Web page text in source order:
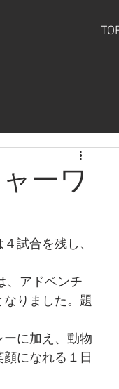
ーワ
試合を残し、
、アドベンチ
りました。題
に加え、動物
になれる１日